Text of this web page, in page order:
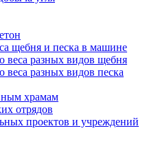
щебня и песка в машине
веса разных видов щебня
веса разных видов песка
храмам
отрядов
проектов и учреждений